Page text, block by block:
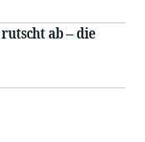
ab – die